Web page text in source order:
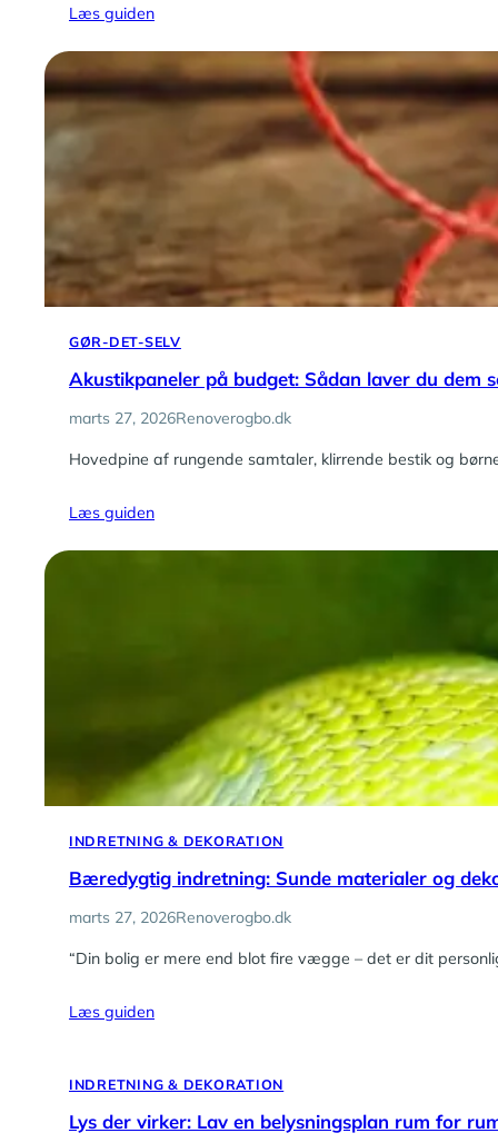
Læs guiden
GØR-DET-SELV
Akustikpaneler på budget: Sådan laver du dem
marts 27, 2026Renoverogbo.dk
Hovedpine af rungende samtaler, klirrende bestik og
Læs guiden
INDRETNING & DEKORATION
Bæredygtig indretning: Sunde materialer og
marts 27, 2026Renoverogbo.dk
“Din bolig er mere end blot fire vægge – det er dit
Læs guiden
INDRETNING & DEKORATION
Lys der virker: Lav en belysningsplan rum for